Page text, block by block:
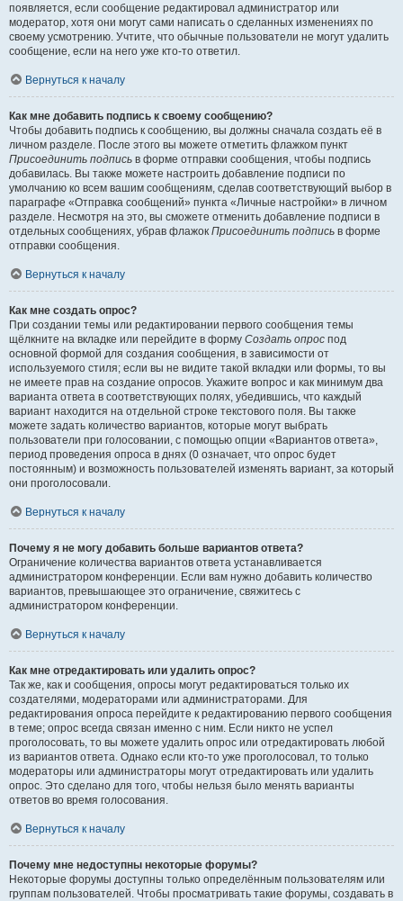
появляется, если сообщение редактировал администратор или
модератор, хотя они могут сами написать о сделанных изменениях по
своему усмотрению. Учтите, что обычные пользователи не могут удалить
сообщение, если на него уже кто-то ответил.
Вернуться к началу
Как мне добавить подпись к своему сообщению?
Чтобы добавить подпись к сообщению, вы должны сначала создать её в
личном разделе. После этого вы можете отметить флажком пункт
Присоединить подпись в форме отправки сообщения, чтобы подпись
добавилась. Вы также можете настроить добавление подписи по
умолчанию ко всем вашим сообщениям, сделав соответствующий выбор в
параграфе «Отправка сообщений» пункта «Личные настройки» в личном
разделе. Несмотря на это, вы сможете отменить добавление подписи в
отдельных сообщениях, убрав флажок Присоединить подпись в форме
отправки сообщения.
Вернуться к началу
Как мне создать опрос?
При создании темы или редактировании первого сообщения темы
щёлкните на вкладке или перейдите в форму Создать опрос под
основной формой для создания сообщения, в зависимости от
используемого стиля; если вы не видите такой вкладки или формы, то вы
не имеете прав на создание опросов. Укажите вопрос и как минимум два
варианта ответа в соответствующих полях, убедившись, что каждый
вариант находится на отдельной строке текстового поля. Вы также
можете задать количество вариантов, которые могут выбрать
пользователи при голосовании, с помощью опции «Вариантов ответа»,
период проведения опроса в днях (0 означает, что опрос будет
постоянным) и возможность пользователей изменять вариант, за который
они проголосовали.
Вернуться к началу
Почему я не могу добавить больше вариантов ответа?
Ограничение количества вариантов ответа устанавливается
администратором конференции. Если вам нужно добавить количество
вариантов, превышающее это ограничение, свяжитесь с
администратором конференции.
Вернуться к началу
Как мне отредактировать или удалить опрос?
Так же, как и сообщения, опросы могут редактироваться только их
создателями, модераторами или администраторами. Для
редактирования опроса перейдите к редактированию первого сообщения
в теме; опрос всегда связан именно с ним. Если никто не успел
проголосовать, то вы можете удалить опрос или отредактировать любой
из вариантов ответа. Однако если кто-то уже проголосовал, то только
модераторы или администраторы могут отредактировать или удалить
опрос. Это сделано для того, чтобы нельзя было менять варианты
ответов во время голосования.
Вернуться к началу
Почему мне недоступны некоторые форумы?
Некоторые форумы доступны только определённым пользователям или
группам пользователей. Чтобы просматривать такие форумы, создавать в